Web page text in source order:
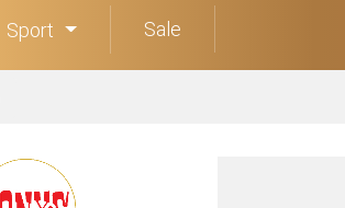
Sport Sale